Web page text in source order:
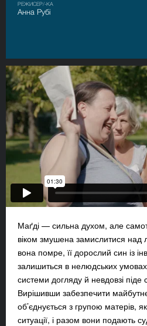
РЕЖИСЕР/-КА
Анна Рубі
Маґді — сильна духом, але
віком змушена замислитися
вона помре, її дорослий син із
залишиться в нелюдських умовах
системи догляду й невдовзі піде
Вирішивши забезпечити
об’єднується з групою матерів,
ситуації, і разом вони подають